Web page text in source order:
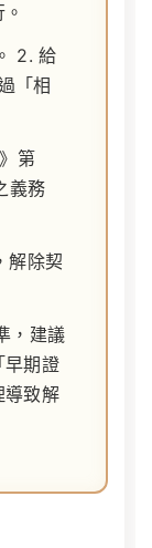
2. 給
「相
第
義務
解除契
，建議
早期證
導致解